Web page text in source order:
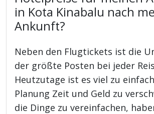
in Kota Kinabalu nach
Ankunft?
Neben den Flugtickets ist die
der größte Posten bei jeder
Heutzutage ist es viel zu
Planung Zeit und Geld zu
die Dinge zu vereinfachen,